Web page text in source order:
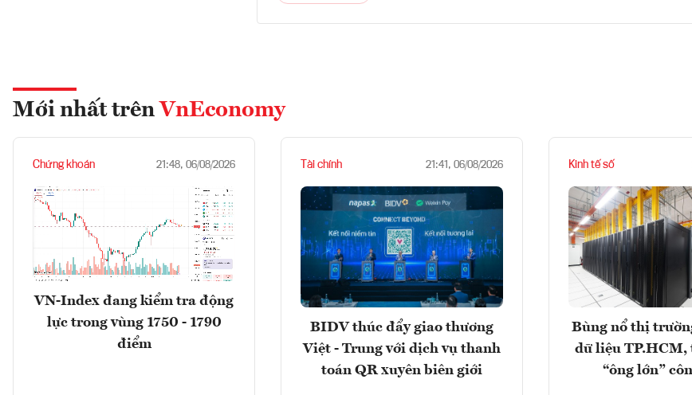
Mới nhất trên VnEconomy
Chứng khoán 21:48, 06/08/2026
VN-Index đang kiểm tra động
lực trong vùng 1750 - 1790
điểm
Tài chính 21:41, 06/08/2026
BIDV thúc đẩy giao thương
Việt - Trung với dịch vụ thanh
toán QR xuyên biên giới
Kinh tế số
Bùng nổ thị
dữ liệu TP.HCM,
“ông lớn”